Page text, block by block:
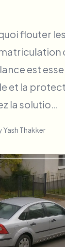
une fois
quoi
d'entreprise
tâches et
plan en masse
flouter
est
et la
la solutio…
Yash Thakker